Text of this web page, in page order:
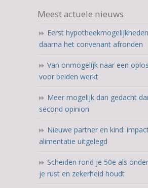
ratings
Meest actuele nieuws
Eerst
daarna het convenant afronden
Van onmogelijk naar een
voor beiden werkt
Meer mogelijk dan gedacht
second opinion
Nieuwe partner en kind:
alimentatie uitgelegd
Scheiden rond je 50e als
je rust en zekerheid houdt